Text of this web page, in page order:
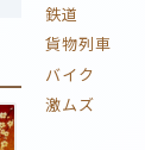
鉄道
貨物列車
バイク
激ムズ